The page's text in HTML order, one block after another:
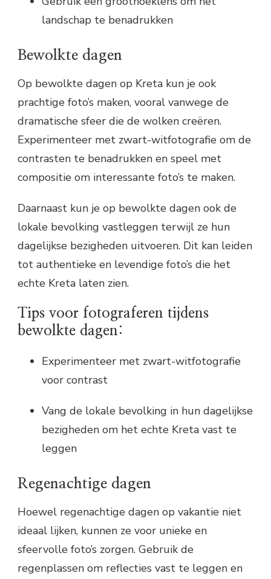
landschap te benadrukken
Bewolkte dagen
Op bewolkte dagen op Kreta kun je ook
prachtige foto’s maken, vooral vanwege de
dramatische sfeer die de wolken creëren.
Experimenteer met zwart-witfotografie om de
contrasten te benadrukken en speel met
compositie om interessante foto’s te maken.
Daarnaast kun je op bewolkte dagen ook de
lokale bevolking vastleggen terwijl ze hun
dagelijkse bezigheden uitvoeren. Dit kan leiden
tot authentieke en levendige foto’s die het
echte Kreta laten zien.
Tips voor fotograferen tijdens
bewolkte dagen:
Experimenteer met zwart-witfotografie
voor contrast
Vang de lokale bevolking in hun dagelijkse
bezigheden om het echte Kreta vast te
leggen
Regenachtige dagen
Hoewel regenachtige dagen op vakantie niet
ideaal lijken, kunnen ze voor unieke en
sfeervolle foto’s zorgen. Gebruik de
regenplassen om reflecties vast te leggen en